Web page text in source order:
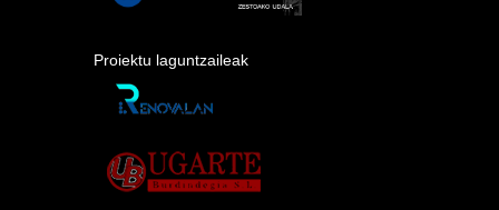
Proiektu laguntzaileak